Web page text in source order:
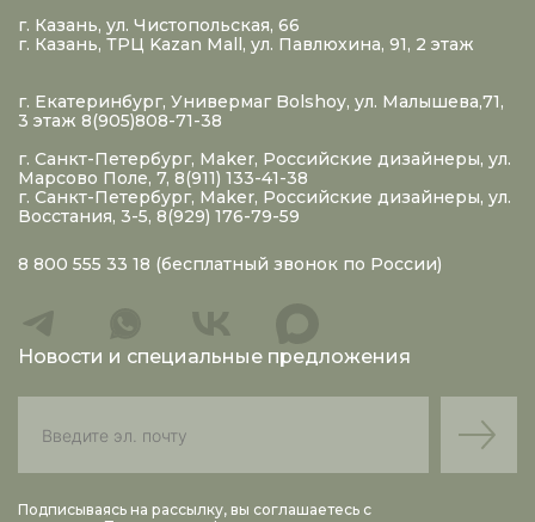
г. Казань, ул. Чистопольская, 66
г. Казань, ТРЦ Kazan Mall, ул. Павлюхина, 91, 2 этаж
г. Екатеринбург, Универмаг Bolshoy, ул. Малышева,71,
3 этаж 8(905)808-71-38
г. Санкт-Петербург, Maker, Российские дизайнеры, ул.
Марсово Поле, 7, 8(911) 133-41-38
г. Санкт-Петербург, Maker, Российские дизайнеры, ул.
Восстания, 3-5, 8(929) 176-79-59
8 800 555 33 18 (бесплатный звонок по России)
Новости и специальные предложения
Подписываясь на рассылку, вы соглашаетесь с